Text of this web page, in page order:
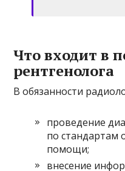
Что входит в
рентгенолога
В обязанности
проведение
по стандартам
помощи;
внесение